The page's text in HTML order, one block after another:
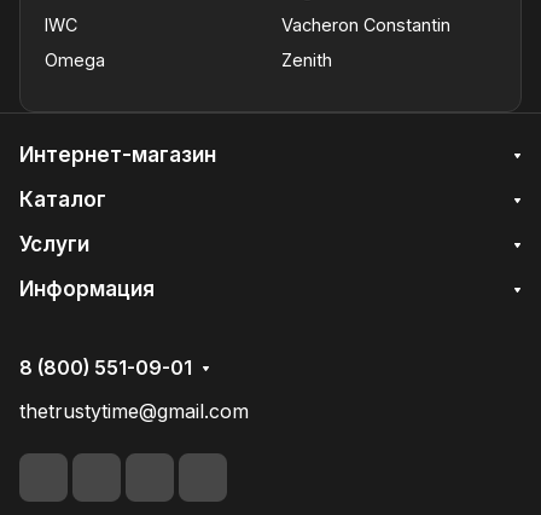
IWC
Omega
Vacheron Constantin
Zenith
Интернет-магазин
Каталог
Услуги
Информация
8 (800) 551-09-01
thetrustytime@gmail.com